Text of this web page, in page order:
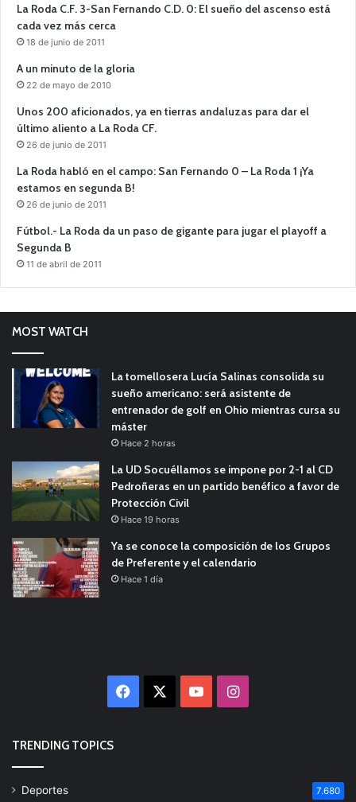
La Roda C.F. 3-San Fernando C.D. 0: El sueño del ascenso está
cada vez más cerca
18 de junio de 2011
A un minuto de la gloria
22 de mayo de 2010
Unos 200 aficionados, ya en tierras andaluzas para dar el
último aliento a La Roda CF.
26 de junio de 2011
La Roda habló en el campo: San Fernando 0 – La Roda 1 ¡Ya
estamos en segunda B!
26 de junio de 2011
Fútbol.- La Roda da un paso de gigante para jugar el playoff a
Segunda B
11 de abril de 2011
MOST WATCH
La tomellosera Lucía Salinas consolida su
sueño americano: será asistente de
entrenador de golf en Ohio mientras cursa su
máster
Hace 2 horas
La UD Socuéllamos se impone por 2-1 al CD
Pedroñeras en un partido benéfico a favor de
Protección Civil
Hace 19 horas
Ya se conoce la composición de los Grupos
de Preferente y el calendario
Hace 1 día
Facebook YouTubeInstagram
TRENDING TOPICS
Deportes 7.680